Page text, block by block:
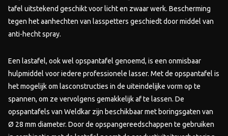
tafel uitstekend geschikt voor licht en zwaar werk. Bescherming
tegen het aanhechten van lasspetters geschiedt door middel van
anti-hecht spray.
Een lastafel, ook wel opspantafel genoemd, is een onmisbaar
hulpmiddel voor iedere professionele lasser. Met de opspantafel is
het mogelijk om lasconstructies in de uiteindelijke vorm op te
spannen, om ze vervolgens gemakkelijk af te lassen. De
opspantafels van Weldkar zijn beschikbaar met boringsgaten van
Ø 28 mm diameter. Door de opspangereedschappen te gebruiken